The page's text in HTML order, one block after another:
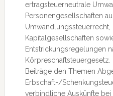
ertragsteuerneutrale
Personengesellschaften
Kapitalgesellschaften
Entstrickungsregelungen
Beiträge den Themen
Erbschaft-/
verbindliche Auskünfte